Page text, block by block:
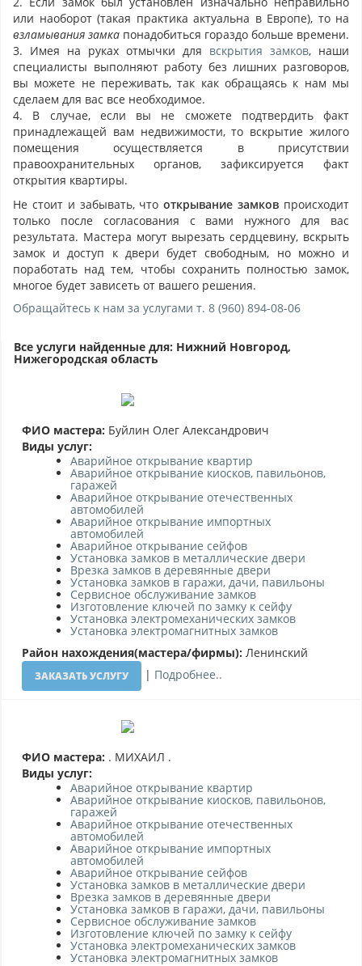
или наоборот (такая практика актуальна в Европе), то на
взламывания замка понадобиться гораздо больше времени.
3. Имея на руках отмычки для вскрытия замков, наши
специалисты выполняют работу без лишних разговоров,
вы можете не переживать, так как обращаясь к нам мы
сделаем для вас все необходимое.
4. В случае, если вы не сможете подтвердить факт
принадлежащей вам недвижимости, то вскрытие жилого
помещения осуществляется в присутствии
правоохранительных органов, зафиксируется факт
открытия квартиры.
Не стоит и забывать, чтооткрывание замков происходит
только после согласования с вами нужного для вас
результата. Мастера могут вырезать сердцевину, вскрыть
замок и доступ к двери будет свободным, но можно и
поработать над тем, чтобы сохранить полностью замок,
многое будет зависеть от вашего решения.
Обращайтесь к нам за услугами т. 8 (960) 894-08-06
Все услуги найденные для: Нижний Новгород,
Нижегородская область
ФИО мастера: Буйлин Олег Александрович
Виды услуг:
Аварийное открывание квартир
Аварийное открывание киосков, павильонов,
гаражей
Аварийное открывание отечественных
автомобилей
Аварийное открывание импортных
автомобилей
Аварийное открывание сейфов
Установка замков в металлические двери
Врезка замков в деревянные двери
Установка замков в гаражи, дачи, павильоны
Сервисное обслуживание замков
Изготовление ключей по замку к сейфу
Установка электромеханических замков
Установка электромагнитных замков
Район нахождения(мастера/фирмы): Ленинский
ЗАКАЗАТЬ УСЛУГУ | Подробнее..
ФИО мастера: . МИХАИЛ .
Виды услуг:
Аварийное открывание квартир
Аварийное открывание киосков, павильонов,
гаражей
Аварийное открывание отечественных
автомобилей
Аварийное открывание импортных
автомобилей
Аварийное открывание сейфов
Установка замков в металлические двери
Врезка замков в деревянные двери
Установка замков в гаражи, дачи, павильоны
Сервисное обслуживание замков
Изготовление ключей по замку к сейфу
Установка электромеханических замков
Установка электромагнитных замков